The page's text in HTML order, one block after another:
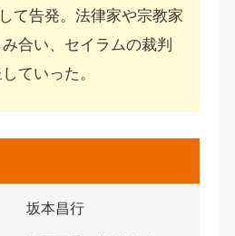
て告発。法律家や宗教家
合い、セイラムの裁判
ていった。
坂本昌行